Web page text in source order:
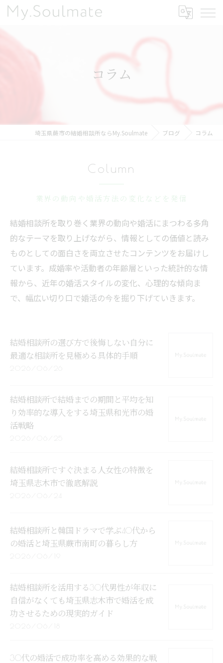
コラム
埼玉県蕨市の結婚相談所ならMy.Soulmate ブログ コラム
Column
業界の動向や婚活方法の変化などを発信
結婚相談所を取り巻く業界の動向や婚活にまつわる多角
的なテーマを取り上げながら、情報としての価値と読み
ものとしての面白さを両立させたコンテンツをお届けし
ています。成婚率や活動者の年齢層といった統計的な情
報から、近年の婚活スタイルの変化、心理的な傾向ま
で、幅広い切り口で婚活の今を掘り下げていきます。
結婚相談所の選び方で後悔しない自分に
最適な相談所を見極める具体的手順
結婚相談所で結婚までの期間と平均を知
り効率的な導入をする埼玉県和光市の婚
活戦略
結婚相談所ですぐ決まる人女性の特徴を
埼玉県志木市で徹底解説
2026/06/24
結婚相談所と韓国ドラマで学ぶ40代から
の婚活と埼玉県蕨市南町の暮らし方
結婚相談所を活用する30代男性が年収に
自信がなくても埼玉県志木市で婚活を成
功させるための現実的ガイド
2026/06/18
30代の婚活で成功率を高める効果的な戦